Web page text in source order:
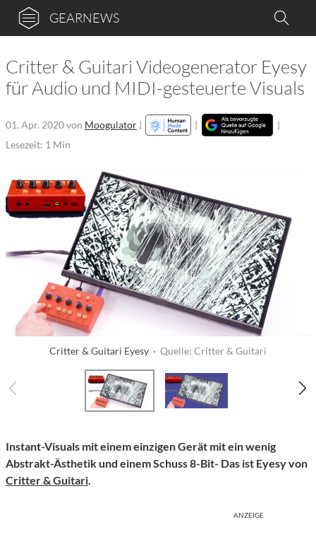
GEARNEWS
Critter & Guitari Videogenerator Eyesy
für Audio und MIDI-gesteuerte Visuals
01. Apr. 2020von Moogulator | |
|
Lesezeit: 1 Min
Critter & Guitari Eyesy · Quelle: Critter & Guitari
Instant-Visuals mit einem einzigen Gerät mit ein wenig
Abstrakt-Ästhetik und einem Schuss 8-Bit- Das ist Eyesy von
Critter & Guitari.
ANZEIGE